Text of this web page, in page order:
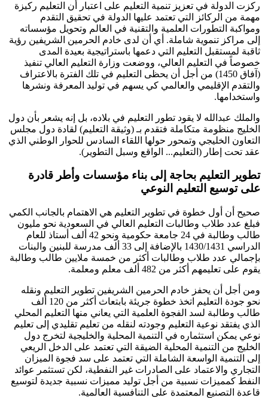
ركزت الدولة في تعزيز تنمية التعليم على اعتبار أن التعليم ركيزة
مهمة من الركائز التي تعتمد عليها الدولة في تحقيق التقدم
ومواكبة التطورات العلمية والتقنية في العالم وتحويل مؤسساته
إلى مراكز تنموية شاملة. أي أن لدى خادم الحرمين الشريفين رؤية
ثاقبة لمستقبل التعليم التي دعمها باستراتيجية بعيدة المدى
خصوصاً في التعليم العالي، ووضعت وزارة التعليم العالي تنفيذ
(آفاق 1450) من أجل أن يحظى التعليم في تلك الفترة بالاعتراف
والتقدم الإقليمي والعالمي كي يسهم في توليد المعرفة ونشرها
واستخدامها.
والملك عبدالله لا يقود تطور التعليم في بلاده، بل إنه يشعر بأن دول
الخليج منظومة متكاملة فتقدم بـ (وثيقة التعليم) لقادة دول مجلس
التعاون الخليجي وتمحور حولها اللقاء السادس للحوار الوطني الذي
عقد تحت إطار (التعليم... الواقع وسبل التطوير).
تطوير التعليم بحاجة إلى بناء مؤسسات وأطر قادرة
على توسيع التعليم النوعي
صحيح أن أول خطوة في تطوير التعليم هي الاهتمام بالجانب الكمي
فبلغ عدد طلاب وطالبات التعليم العالي في السعودية نحو مليون
طالب وطالبة في 24 جامعة حكومية ونحو 42 ألف أستاذ للعام
الدراسي 1430/1431 بالإضافة إلى 33 ألف مدرسة للبنين والبنات
بإجمالي عدد طلاب وطالبات أكثر من خمسة ملايين طالب وطالبة
يقوم على تعليمهم أكثر من 482 ألف معلم ومعلمة.
ومن أجل أن يحفز خادم الحرمين الشريفين تطوير التعليم ونقله
نحو جودة التعليم اتخذ خطوة جريئة بابتعاث أكثر من 120 ألف
طالب وطالبة لسد الفجوة العلمية التي يعاني منها التعليم المحلي
الذي يفتقد نوعية التعليم وجودته لنقله من تعليم تقليدي إلى تعليم
نوعي يمكن استثماره في التنمية المحلية والخليجية لتخرج دول
الخليج من التنمية المحلية الضيقة التي تعتمد على الدخل الريعي
إلى التنمية الواسعة الشاملة التي تعتمد على سد فجوة الميزان
التجاري والاعتماد على الصادرات غير النفطية، لكن تستثمر عوائد
النفط كمميزات نسبية من أجل توليد مميزات نسبية جديدة لتوسيع
قاعدة التصنيع المعتمدة على التنافسية العالمية.